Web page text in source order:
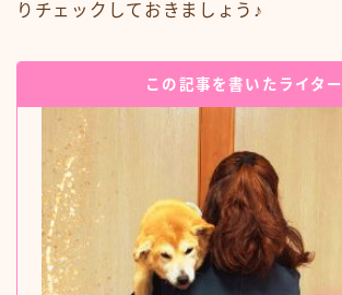
りチェックしておきましょう♪
この記事を書いたライター